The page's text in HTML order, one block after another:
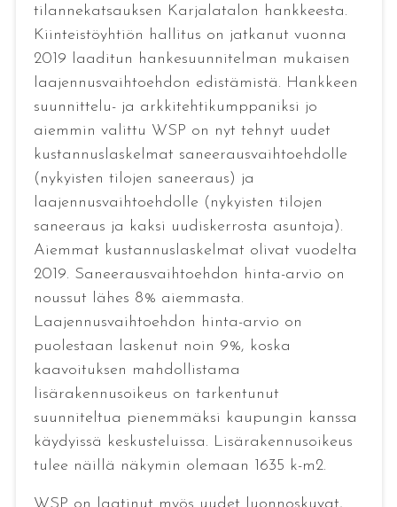
tilannekatsauksen Karjalatalon hankkeesta.
Kiinteistöyhtiön hallitus on jatkanut vuonna
2019 laaditun hankesuunnitelman mukaisen
laajennusvaihtoehdon edistämistä. Hankkeen
suunnittelu- ja arkkitehtikumppaniksi jo
aiemmin valittu WSP on nyt tehnyt uudet
kustannuslaskelmat saneerausvaihtoehdolle
(nykyisten tilojen saneeraus) ja
laajennusvaihtoehdolle (nykyisten tilojen
saneeraus ja kaksi uudiskerrosta asuntoja).
Aiemmat kustannuslaskelmat olivat vuodelta
2019. Saneerausvaihtoehdon hinta-arvio on
noussut lähes 8% aiemmasta.
Laajennusvaihtoehdon hinta-arvio on
puolestaan laskenut noin 9%, koska
kaavoituksen mahdollistama
lisärakennusoikeus on tarkentunut
suunniteltua pienemmäksi kaupungin kanssa
käydyissä keskusteluissa. Lisärakennusoikeus
tulee näillä näkymin olemaan 1635 k-m2.